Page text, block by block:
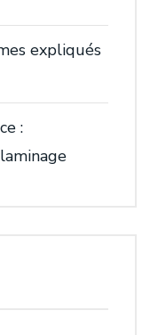
expliqués
: